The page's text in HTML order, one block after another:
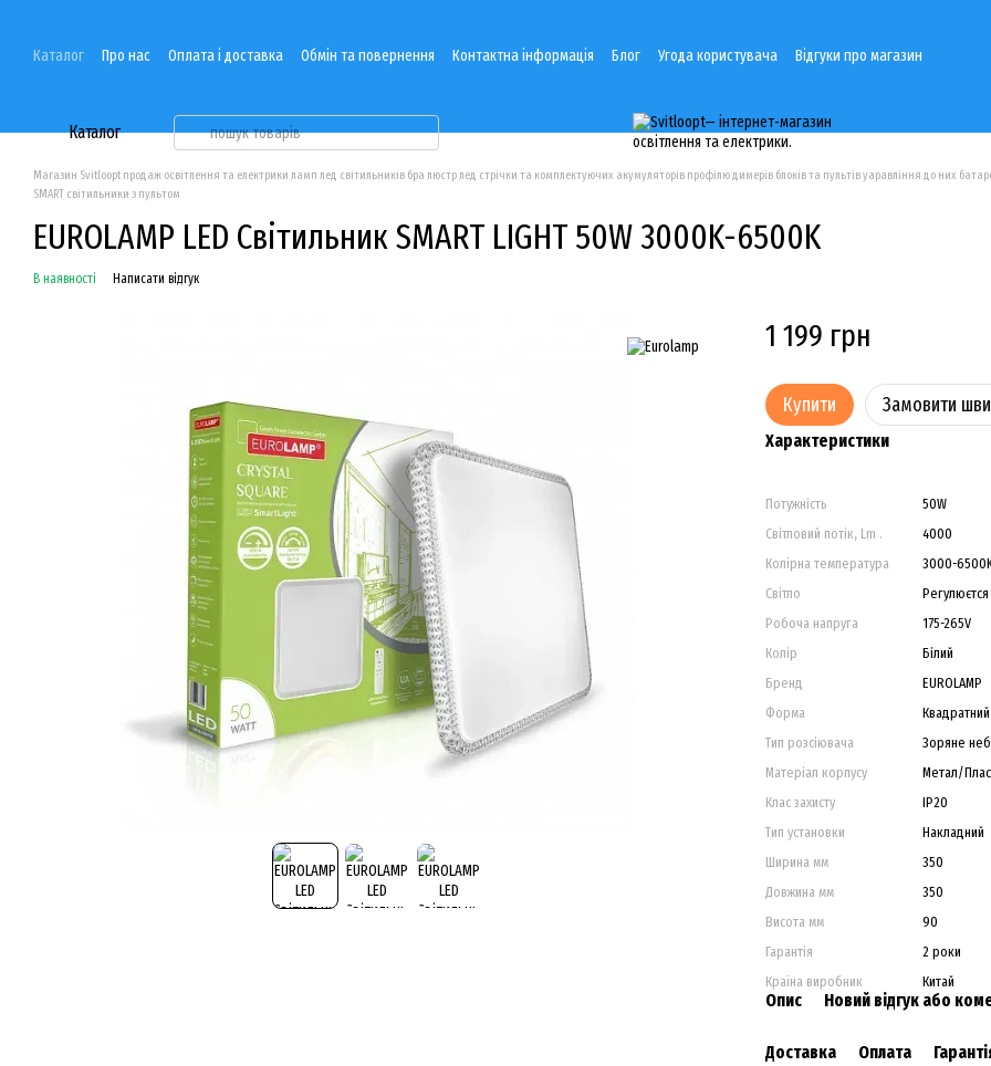
Каталог Про нас Оплата і доставка Обмін та повернення Контактна інформація Блог Угода користувача Відгуки про магазин
Каталог
Магазин Svitloopt продаж освітлення та електрики ламп лед світильників бра люстр лед стрічки та комплектуючих акумуляторів профілю димерів блоків та пультів уаравління до них
SMART світильники з пультом
EUROLAMP LED Світильник SMART LIGHT 50W 3000K-6500K
В наявності Написати відгук
1 199 грн
Купити Замовити
Характеристики
Потужність
50W
Світловий потік, Lm .
4000
Колірна температура
3000-
Світло
Регулюєтся
Робоча напруга
175-265V
Колір
Білий
Бренд
EUROLAMP
Форма
Квадратний
Тип розсіювача
Зоряне
Матеріал корпусу
Метал/
Клас захисту
IP20
Тип установки
Накладний
Ширина мм
350
Довжина мм
350
Висота мм
90
Гарантія
2 роки
Країна виробник
Китай
Опис Новий відгук або
Доставка Оплата